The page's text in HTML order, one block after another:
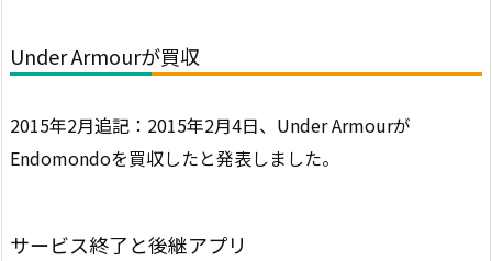
Under Armourが買収
2015年2月追記：2015年2月4日、Under Armourが
Endomondoを買収したと発表しました。
サービス終了と後継アプリ